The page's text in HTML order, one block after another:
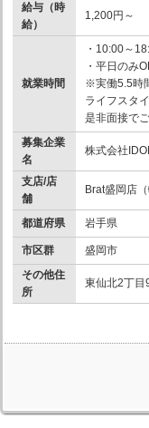
給与（時
給）
1,200円～
就業時間
・10:00～
・平日のみ
※実働5.5時
ライフスタ
是非面接で
募集企業
名
株式会社
支店/店
舗
Brat盛岡店（
都道府県 岩手県
市区群
盛岡市
その他住
所
東仙北2丁目